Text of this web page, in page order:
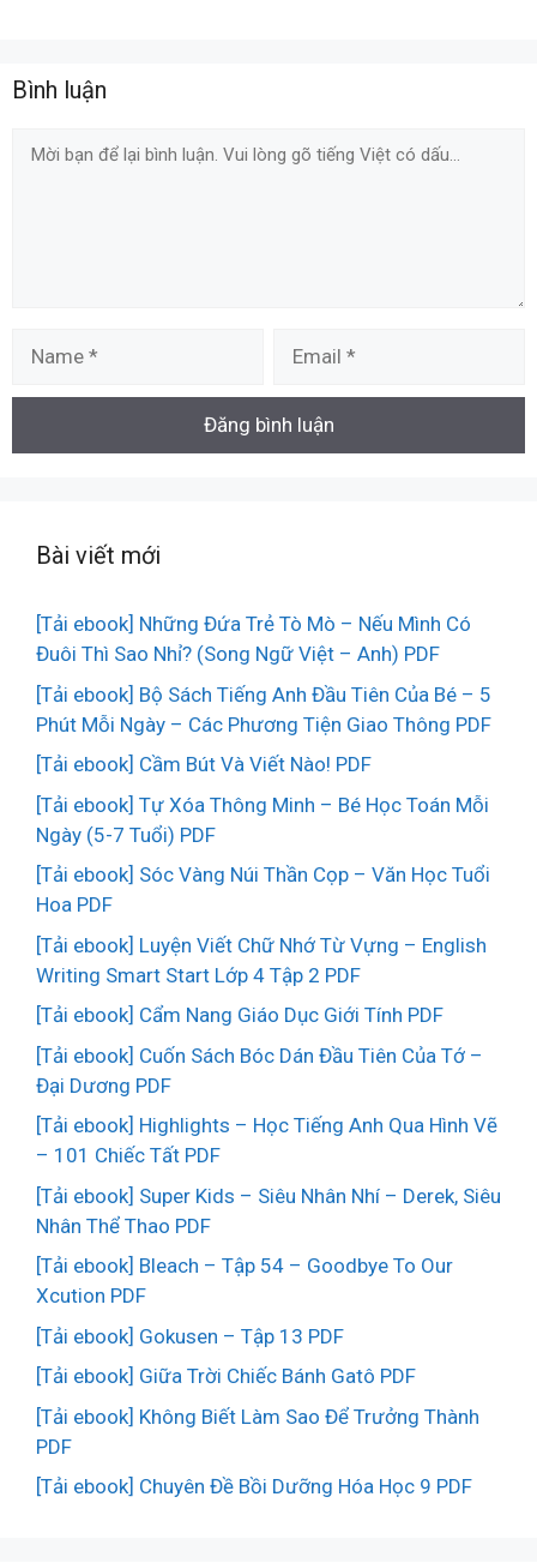
Bình luận
Comment
Bài viết mới
[Tải ebook] Những Đứa Trẻ Tò Mò – Nếu Mình Có
Đuôi Thì Sao Nhỉ? (Song Ngữ Việt – Anh) PDF
[Tải ebook] Bộ Sách Tiếng Anh Đầu Tiên Của Bé – 5
Phút Mỗi Ngày – Các Phương Tiện Giao Thông PDF
[Tải ebook] Cầm Bút Và Viết Nào! PDF
[Tải ebook] Tự Xóa Thông Minh – Bé Học Toán Mỗi
Ngày (5-7 Tuổi) PDF
[Tải ebook] Sóc Vàng Núi Thần Cọp – Văn Học Tuổi
Hoa PDF
[Tải ebook] Luyện Viết Chữ Nhớ Từ Vựng – English
Writing Smart Start Lớp 4 Tập 2 PDF
[Tải ebook] Cẩm Nang Giáo Dục Giới Tính PDF
[Tải ebook] Cuốn Sách Bóc Dán Đầu Tiên Của Tớ –
Đại Dương PDF
[Tải ebook] Highlights – Học Tiếng Anh Qua Hình Vẽ
– 101 Chiếc Tất PDF
[Tải ebook] Super Kids – Siêu Nhân Nhí – Derek, Siêu
Nhân Thể Thao PDF
[Tải ebook] Bleach – Tập 54 – Goodbye To Our
Xcution PDF
[Tải ebook] Gokusen – Tập 13 PDF
[Tải ebook] Giữa Trời Chiếc Bánh Gatô PDF
[Tải ebook] Không Biết Làm Sao Để Trưởng Thành
PDF
[Tải ebook] Chuyên Đề Bồi Dưỡng Hóa Học 9 PDF